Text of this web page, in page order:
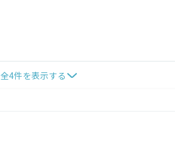
全4件を表示する